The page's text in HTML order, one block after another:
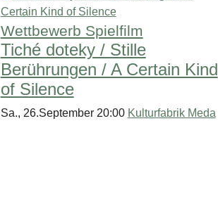
Wettbewerb Spielfilm
Tiché doteky / Stille
Berührungen / A Certain Kind
of Silence
Sa., 26.September 20:00 Kulturfabrik Meda